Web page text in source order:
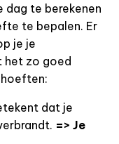
dag te berekenen
te bepalen. Er
je je
het zo goed
dat je
=> Je